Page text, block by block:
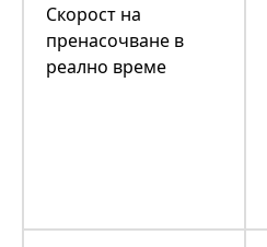
Скорост на
пренасочване в
реално време